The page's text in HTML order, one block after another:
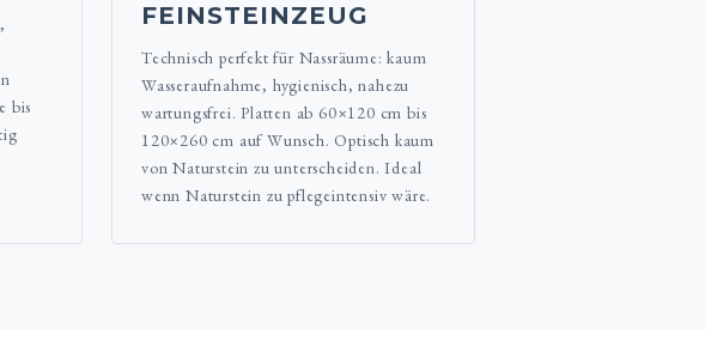
bis
EINSTEINZEUG
Technisch perfekt für Nassräume: kaum
Wasseraufnahme, hygienisch, nahezu
wartungsfrei. Platten ab 60×120 cm bis
120×260 cm auf Wunsch. Optisch kaum
von Naturstein zu unterscheiden. Ideal
wenn Naturstein zu pflegeintensiv wäre.